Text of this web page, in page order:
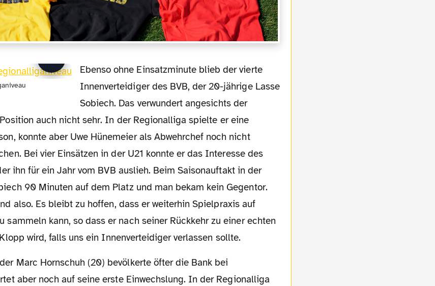
Ebenso ohne Einsatzminute blieb der vierte
Innenverteidiger des BVB, der 20-jährige Lasse
Sobiech. Das verwundert angesichts der
auch nicht sehr. In der Regionalliga spielte er eine
konnte aber Uwe Hünemeier als Abwehrchef noch nicht
Bei vier Einsätzen in der U21 konnte er das Interesse des
ihn für ein Jahr vom BVB auslieh. Beim Saisonauftakt in der
90 Minuten auf dem Platz und man bekam kein Gegentor.
also. Es bleibt zu hoffen, dass er weiterhin Spielpraxis auf
sammeln kann, so dass er nach seiner Rückkehr zu einer echten
wird, falls uns ein Innenverteidiger verlassen sollte.
aber noch auf seine erste Einwechslung. In der Regionalliga